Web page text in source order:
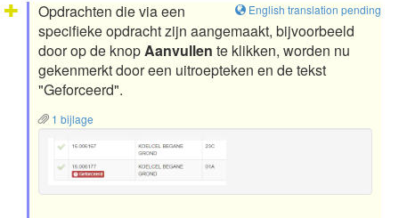
English translation pending
Opdrachten die via een
specifieke opdracht zijn aangemaakt, bijvoorbeeld
door op de knopAanvullen te klikken, worden nu
gekenmerkt door een uitroepteken en de tekst
"Geforceerd".
1 bijlage